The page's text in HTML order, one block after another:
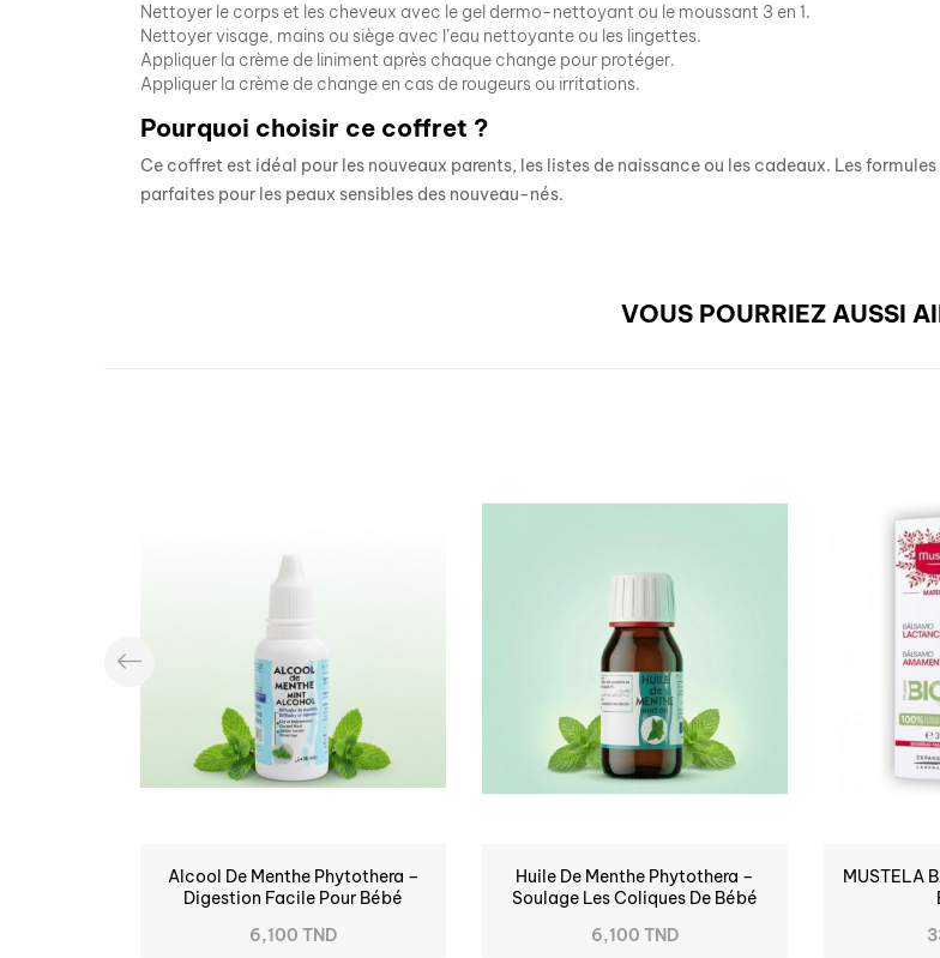
Nettoyer le corps et les cheveux avec le gel dermo-nettoyant ou le moussant 3 en 1.
Nettoyer visage, mains ou siège avec l’eau nettoyante ou les lingettes.
Appliquer la crème de liniment après chaque change pour protéger.
Appliquer la crème de change en cas de rougeurs ou irritations.
Pourquoi choisir ce coffret ?
Ce coffret est idéal pour les nouveaux parents, les listes de naissance ou les cadeaux. Les
parfaites pour les peaux sensibles des nouveau-nés.
VOUS POURRIEZ AUSSI
Alcool De Menthe Phytothera –
Digestion Facile Pour Bébé
6,100 TND
Huile De Menthe Phytothera –
Soulage Les Coliques De Bébé
6,100 TND
MUSTELA